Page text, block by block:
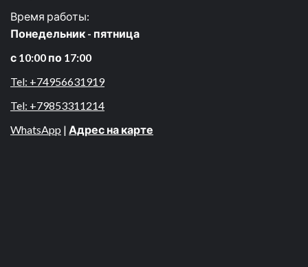
Время работы:
Понедельник - пятница
с 10:00 по 17:00
Tel: +74956631919
Tel: +79853311214
WhatsApp | Адрес на карте